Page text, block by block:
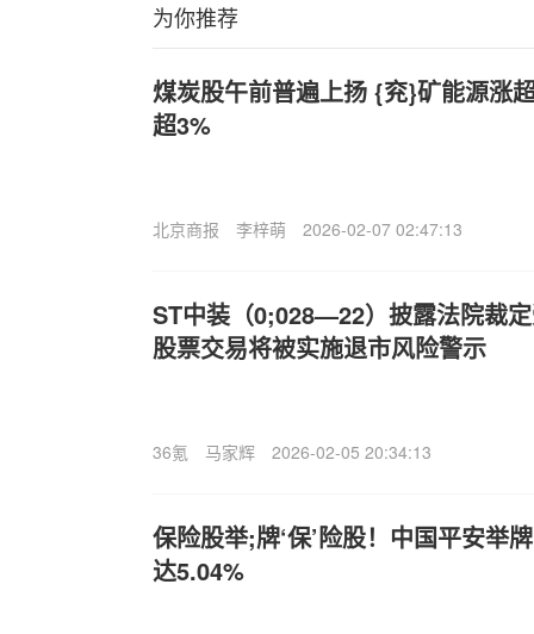
为你推荐
煤炭股午前普遍上扬 {兖}矿能源涨
超3%
北京商报 李梓萌 2026-02-07 02:47:13
ST中装（0;028—22）披露法院裁
股票交易将被实施退市风险警示
36氪 马家辉 2026-02-05 20:34:13
保险股举;牌‘保’险股！中国平安举
达5.04%